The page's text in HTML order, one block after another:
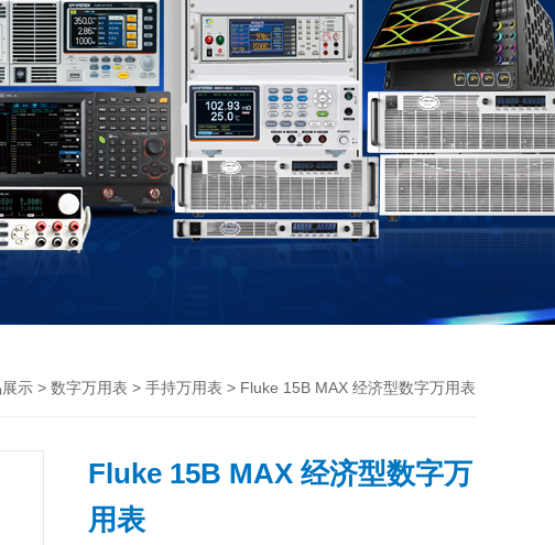
示 > 数字万用表 > 手持万用表 > Fluke 15B MAX 经济型数字万用表
Fluke 15B MAX 经济型数字万
用表